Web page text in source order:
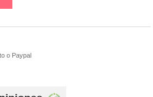
o Paypal